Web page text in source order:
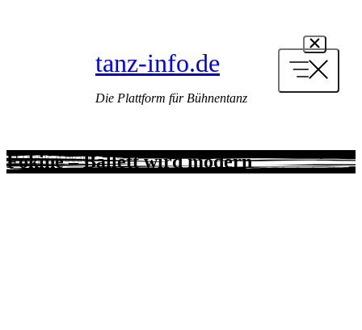
tanz-info.de
Die Plattform für Bühnentanz
Fokine – Ballett wird modern